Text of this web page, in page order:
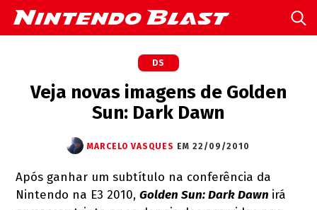
DS
Veja novas imagens de Golden
Sun: Dark Dawn
MARCELO VASQUES EM 22/09/2010
Após ganhar um subtítulo na conferência da
Nintendo na E3 2010,Golden Sun: Dark Dawn irá